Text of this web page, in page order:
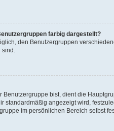
farbig dargestellt?
den Benutzergruppen
Benutzergruppe bist, dient die
standardmäßig angezeigt wird,
im persönlichen Bereich selbst